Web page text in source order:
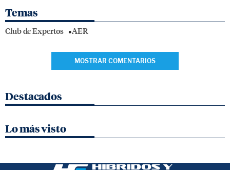
Temas
Club de Expertos AER
MOSTRAR COMENTARIOS
Destacados
Lo más visto